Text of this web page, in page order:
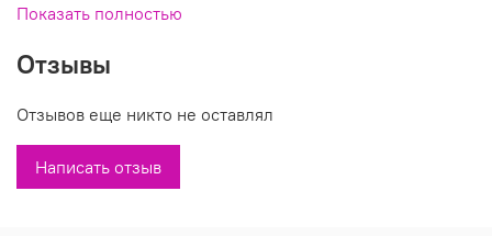
Размеры: 42(+6) – 54(+6)
Производитель: CHALOU Германия
Вы можете купить недорого тунику-пончо 2162 в магазинах У
Стаса. Модель 2162: описание, фото, состав, производитель.
Показать полностью
Отзывы
Отзывов еще никто не оставлял
Написать отзыв